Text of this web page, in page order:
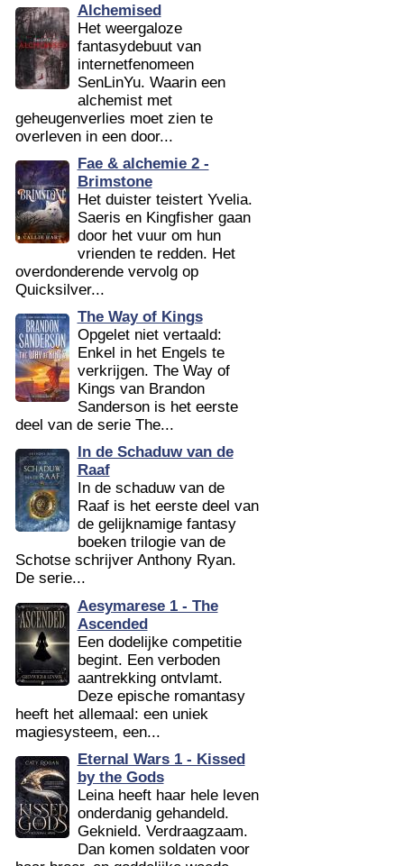
Alchemised
Het weergaloze
fantasydebuut van
internetfenomeen
SenLinYu. Waarin een
alchemist met
geheugenverlies moet zien te
overleven in een door...
Fae & alchemie 2 -
Brimstone
Het duister teistert Yvelia.
Saeris en Kingfisher gaan
door het vuur om hun
vrienden te redden. Het
overdonderende vervolg op
Quicksilver...
The Way of Kings
Opgelet niet vertaald:
Enkel in het Engels te
verkrijgen. The Way of
Kings van Brandon
Sanderson is het eerste
deel van de serie The...
In de Schaduw van de
Raaf
In de schaduw van de
Raaf is het eerste deel van
de gelijknamige fantasy
boeken trilogie van de
Schotse schrijver Anthony Ryan.
De serie...
Aesymarese 1 - The
Ascended
Een dodelijke competitie
begint. Een verboden
aantrekking ontvlamt.
Deze epische romantasy
heeft het allemaal: een uniek
magiesysteem, een...
Eternal Wars 1 - Kissed
by the Gods
Leina heeft haar hele leven
onderdanig gehandeld.
Geknield. Verdraagzaam.
Dan komen soldaten voor